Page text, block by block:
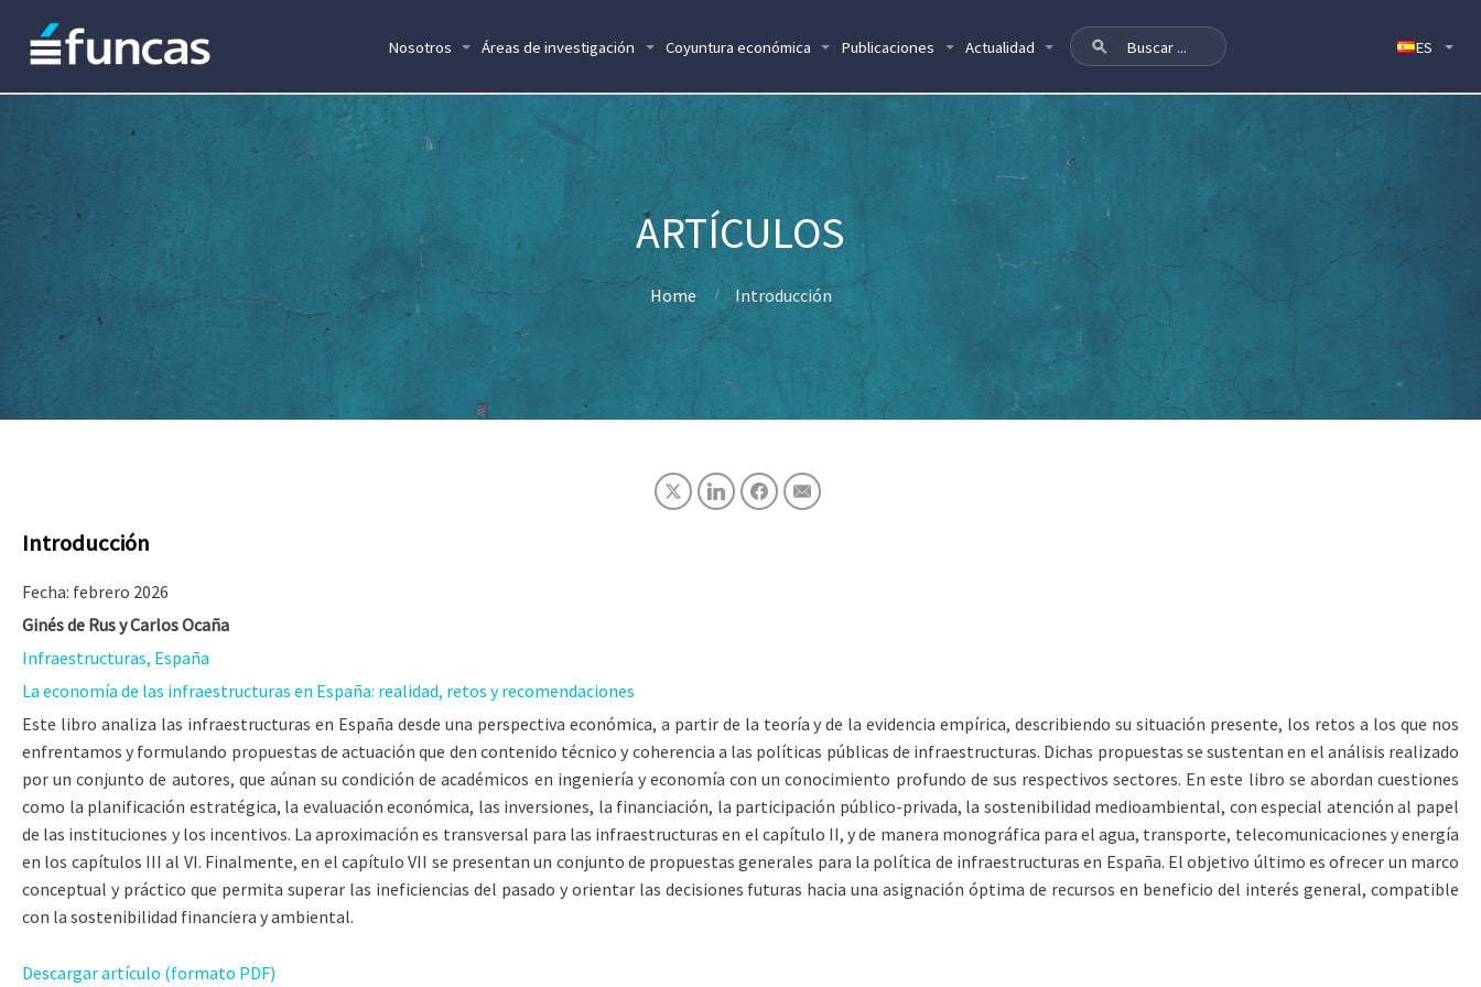
Nosotros Áreas de investigación Coyuntura económica Publicaciones Actualidad
Home Introducción
Introducción
Fecha: febrero 2026
Ginés de Rus y Carlos Ocaña
Infraestructuras, España
La economía de las infraestructuras en España: realidad, retos y recomendaciones
Este libro analiza las infraestructuras en España desde una perspectiva económica, a partir de la teoría y de la evidencia empírica, describiendo su situación presente, los retos a los que nos
enfrentamos y formulando propuestas de actuación que den contenido técnico y coherencia a las políticas públicas de infraestructuras. Dichas propuestas se sustentan en el análisis realizado
por un conjunto de autores, que aúnan su condición de académicos en ingeniería y economía con un conocimiento profundo de sus respectivos sectores. En este libro se abordan cuestiones
como la planificación estratégica, la evaluación económica, las inversiones, la financiación, la participación público-privada, la sostenibilidad medioambiental, con especial atención al papel
de las instituciones y los incentivos. La aproximación es transversal para las infraestructuras en el capítulo II, y de manera monográfica para el agua, transporte, telecomunicaciones y energía
en los capítulos III al VI. Finalmente, en el capítulo VII se presentan un conjunto de propuestas generales para la política de infraestructuras en España. El objetivo último es ofrecer un marco
conceptual y práctico que permita superar las ineficiencias del pasado y orientar las decisiones futuras hacia una asignación óptima de recursos en beneficio del interés general, compatible
con la sostenibilidad financiera y ambiental.
Descargar artículo (formato PDF)